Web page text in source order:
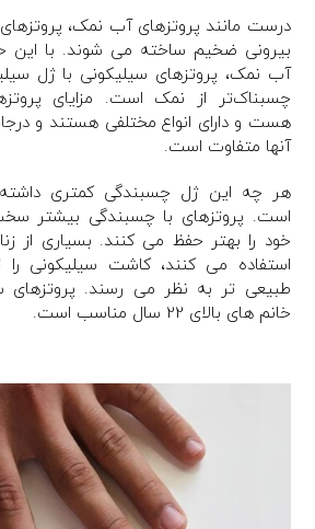
درست مانند پروتزهای آب نمک،
بیرونی ضخیم ساخته می شوند. با این
آب نمک، پروتزهای سیلیکونی با ژل
چسبناک‌تر از نمک است. مزایای
هست و دارای انواع مختلفی هستند و
آنها متفاوت است.
هر چه این ژل چسبندگی کمتری داشته
است. پروتزهای با چسبندگی بیشتر
خود را بهتر حفظ می کنند. بسیاری از
استفاده می کنند، کاشت سیلیکونی را
طبیعی تر به نظر می رسند. پروتزهای
خانم های بالای 22 سال مناسب است.